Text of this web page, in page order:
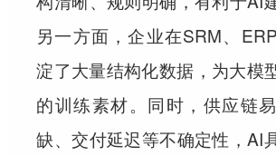
另一方面，企业在SRM、
淀了大量结构化数据，为大模
的训练素材。同时，供应链
缺、交付延迟等不确定性，AI